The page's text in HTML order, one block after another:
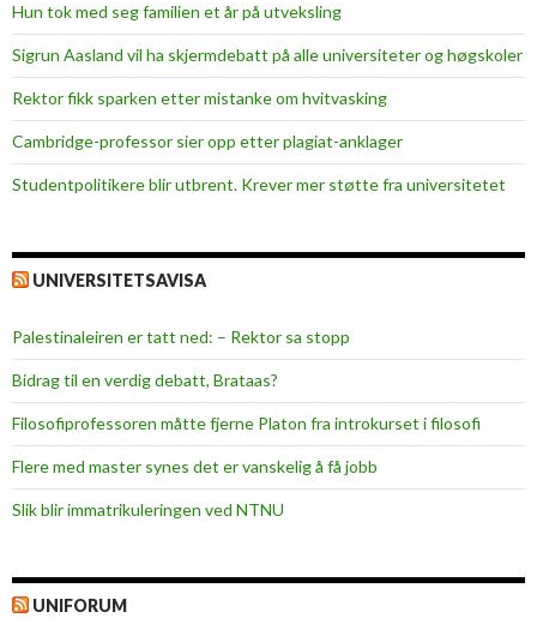
g
s
a
t
f
Hun tok med seg familien et år på utveksling
Sigrun Aasland vil ha skjerm­debatt på alle universiteter og høgskoler
Rektor fikk sparken etter mistanke om hvitvasking
Cambridge-professor sier opp etter plagiat-anklager
Studentpolitikere blir utbrent. Krever mer støtte fra universitetet
UNIVERSITETSAVISA
Palestinaleiren er tatt ned: – Rektor sa stopp
Bidrag til en verdig debatt, Brataas?
Filosofiprofessoren måtte fjerne Platon fra introkurset i filosofi
Flere med master synes det er vanskelig å få jobb
Slik blir immatrikuleringen ved NTNU
UNIFORUM